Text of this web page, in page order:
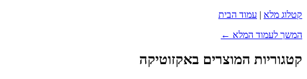
קטלוג מלא | עמוד הבית
המשך לעמוד המלא ←
קטגוריות המוצרים באקזוטיקה